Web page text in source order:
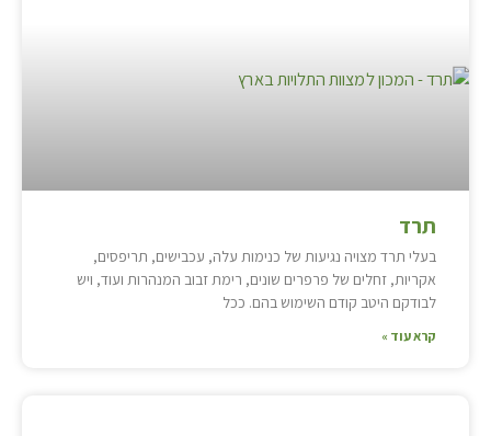
תרד
בעלי תרד מצויה נגיעות של כנימות עלה, עכבישים, תריפסים,
אקריות, זחלים של פרפרים שונים, רימת זבוב המנהרות ועוד, ויש
לבודקם היטב קודם השימוש בהם. ככל
קרא עוד »